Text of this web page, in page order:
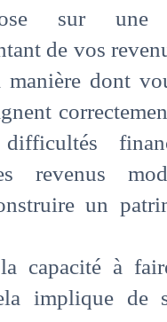
sur une
de vos
manière dont
revenus
un
capacité à
implique de